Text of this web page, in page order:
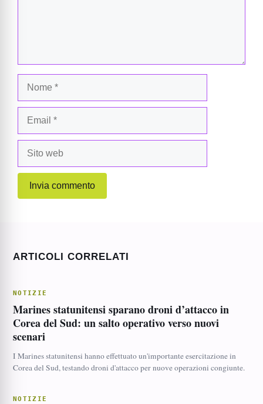
web
ARTICOLI CORRELATI
NOTIZIE
Marines statunitensi sparano droni d’attacco in
Corea del Sud: un salto operativo verso nuovi
scenari
I Marines statunitensi hanno effettuato un'importante esercitazione in
Corea del Sud, testando droni d'attacco per nuove operazioni congiunte.
NOTIZIE